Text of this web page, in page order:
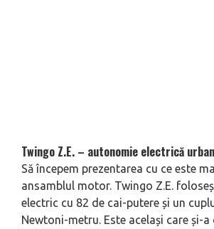
Twingo Z.E. – autonomie electrică
Să începem prezentarea cu ce este
ansamblul motor. Twingo Z.E.
electric cu 82 de cai-putere și un
Newtoni-metru. Este același care și-